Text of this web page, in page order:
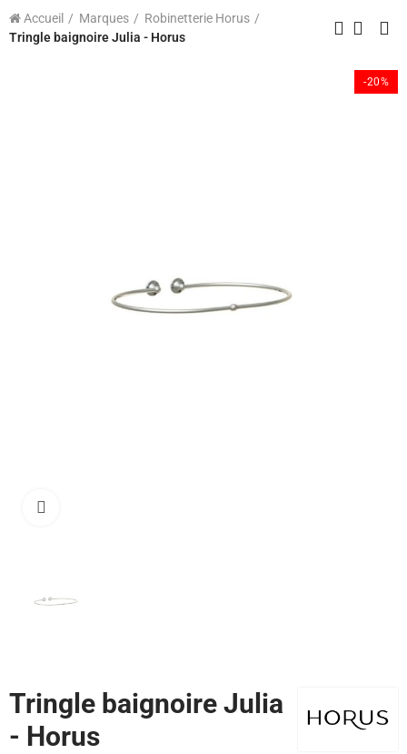
Accueil Marques
Robinetterie Horus
Tringle baignoire Julia - Horus
-20%
Tringle baignoire Julia
- Horus